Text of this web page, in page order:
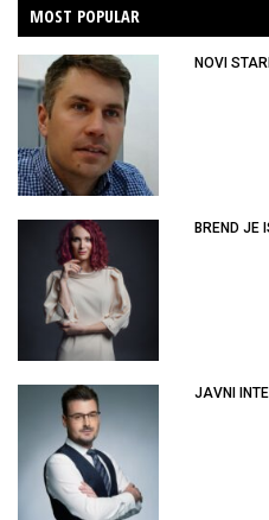
MOST POPULAR
NOVI
BREND JE
JAVNI